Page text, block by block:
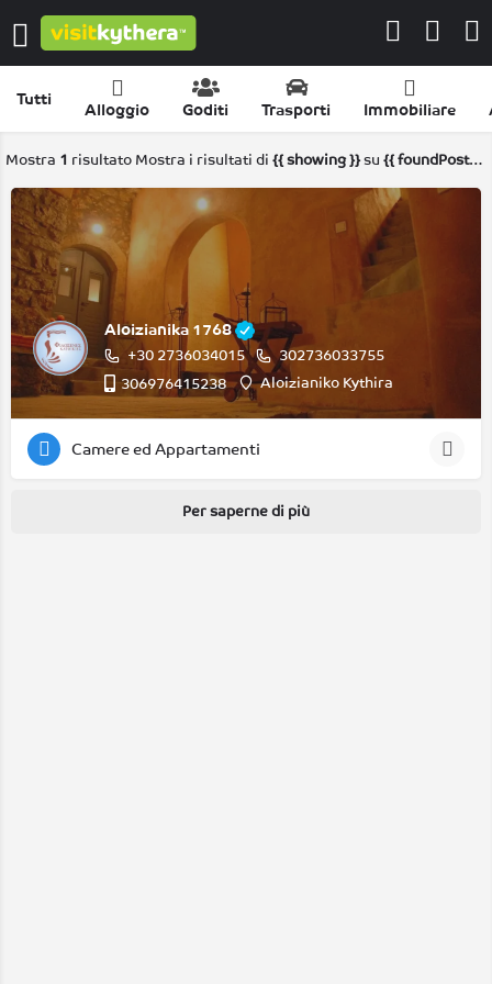
Tutti
Alloggio Goditi Trasporti Immobiliare
Mostra 1 risultato Mostra i risultati di {{ showing }}su {{ foundPosts }}
Aloizianika 1768
+30 2736034015
302736033755
306976415238
Aloizianiko Kythira
Camere ed Appartamenti
Per saperne di più